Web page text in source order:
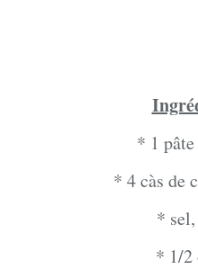
* 1
* 4 càs de
*
* 1/2